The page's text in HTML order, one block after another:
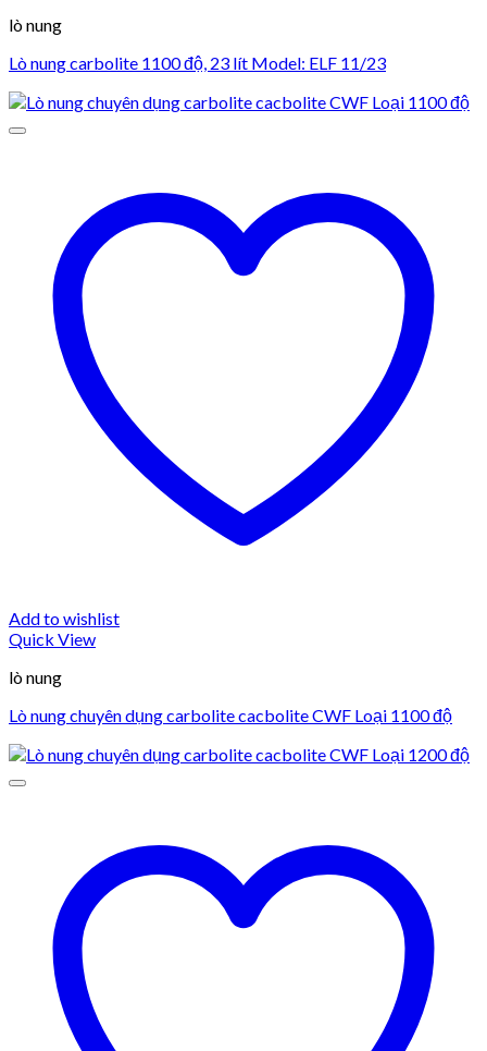
lò nung
Lò nung carbolite 1100 độ, 23 lít Model: ELF 11/23
Add to wishlist
Quick View
lò nung
Lò nung chuyên dụng carbolite cacbolite CWF Loại 1100 độ